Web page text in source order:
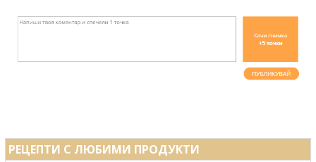
РЕЦЕПТИ С ЛЮБИМИ ПРОДУКТИ